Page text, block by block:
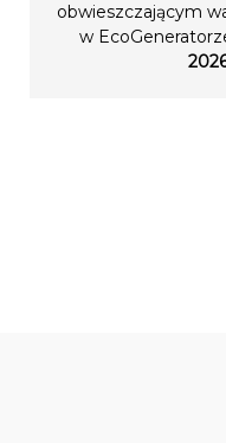
obwieszczającym
w